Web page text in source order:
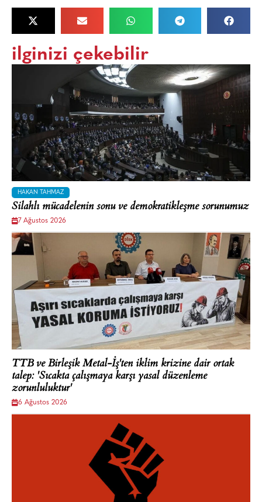
ilginizi çekebilir
HAKAN TAHMAZ
Silahlı mücadelenin sonu ve demokratikleşme sorunumuz
7 Ağustos 2026
TTB ve Birleşik Metal-İş'ten iklim krizine dair ortak
talep: 'Sıcakta çalışmaya karşı yasal düzenleme
zorunluluktur'
6 Ağustos 2026